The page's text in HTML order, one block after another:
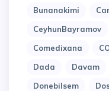
Bunanakimi
CeyhunBayramov
Comedixana
Dada
Davam
Donebilsem